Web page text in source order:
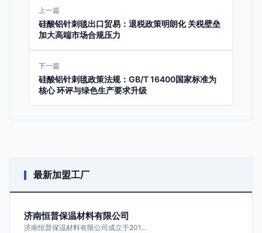
上一篇
硅酸铝针刺毯出口贸易：退税政策明朗化 关税壁垒
加大高端市场合规压力
下一篇
硅酸铝针刺毯政策法规：GB/T 16400国家标准为
核心 环评与绿色生产要求升级
最新加盟工厂
济南恒普保温材料有限公司
济南恒普保温材料有限公司成立于201…